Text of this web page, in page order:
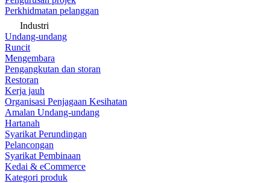
Perkhidmatan pelanggan
Industri
Undang-undang
Runcit
Mengembara
Pengangkutan dan storan
Restoran
Kerja jauh
Organisasi Penjagaan Kesihatan
Amalan Undang-undang
Hartanah
Syarikat Perundingan
Pelancongan
Syarikat Pembinaan
Kedai & eCommerce
Kategori produk